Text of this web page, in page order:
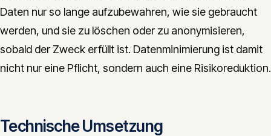
Daten nur so lange aufzubewahren, wie sie gebraucht
werden, und sie zu löschen oder zu anonymisieren,
sobald der Zweck erfüllt ist. Datenminimierung ist damit
nicht nur eine Pflicht, sondern auch eine Risikoreduktion.
Technische Umsetzung